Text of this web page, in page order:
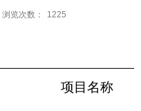
浏览次数： 1225
项目名称